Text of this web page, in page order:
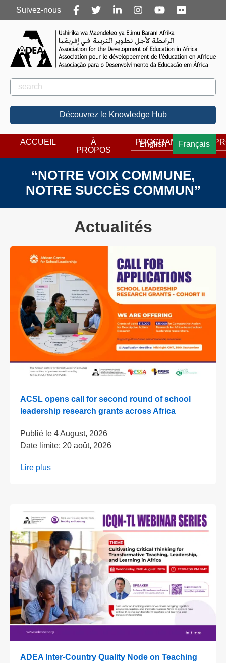
Follow
us
Suivez-nous
Rechercher
Rechercher
Découvrez le Knowledge Hub
English Français
ACCUEIL
À
PROPOS
PROGRAMMES
“NOTRE VOIX COMMUNE,
NOTRE SUCCÈS COMMUN”
Actualités
ACSL opens call for second round of school
leadership research grants across Africa
Publié le 4 August, 2026
Date limite: 20 août, 2026
Lire plus
ADEA Inter-Country Quality Node on Teaching